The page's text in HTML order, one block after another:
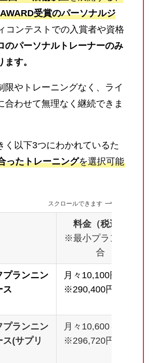
受賞のパーソナルジ
コンテストでの入賞者や資格
のパーソナルトレーナーのみ
す。
限やトレーニングなく、ライ
合わせて無理なく継続できま
く以下3つにわかれているた
ったトレーニングを選択可能
スクロールできます
料金（税込）
※最小プランの場
合
プランニン
ス
月々10,100円～
※290,400円
プランニン
ス(サプリ
月々10,600～
※296,720円